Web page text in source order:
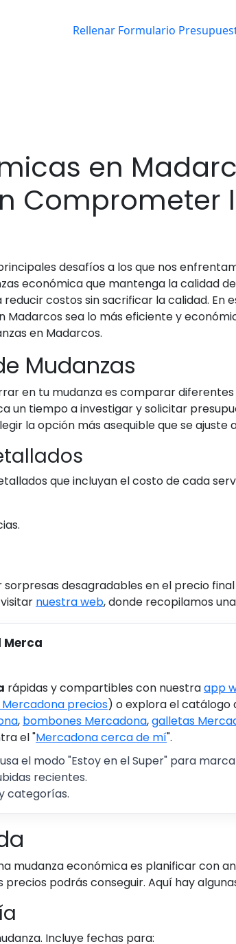
en
Comprometer
desafíos a los que nos
económica que mantenga la calidad
costos sin sacrificar la calidad. En
sea lo más eficiente y
en Madarcos.
Mudanzas
en tu mudanza es comparar
un tiempo a investigar y solicitar
la opción más asequible que se ajuste
que incluyan el costo de cada
desagradables en el precio
nuestra web, donde recopilamos
Merca
rápidas y compartibles con nuestraapp
precios) o explora el catálogo
, bombones Mercadona,galletas
el "Mercadona cerca de mí".
el modo "Estoy en el Super" para
recientes.
categorías.
mudanza económica es planificar con
podrás conseguir. Aquí hay
Incluye fechas para: